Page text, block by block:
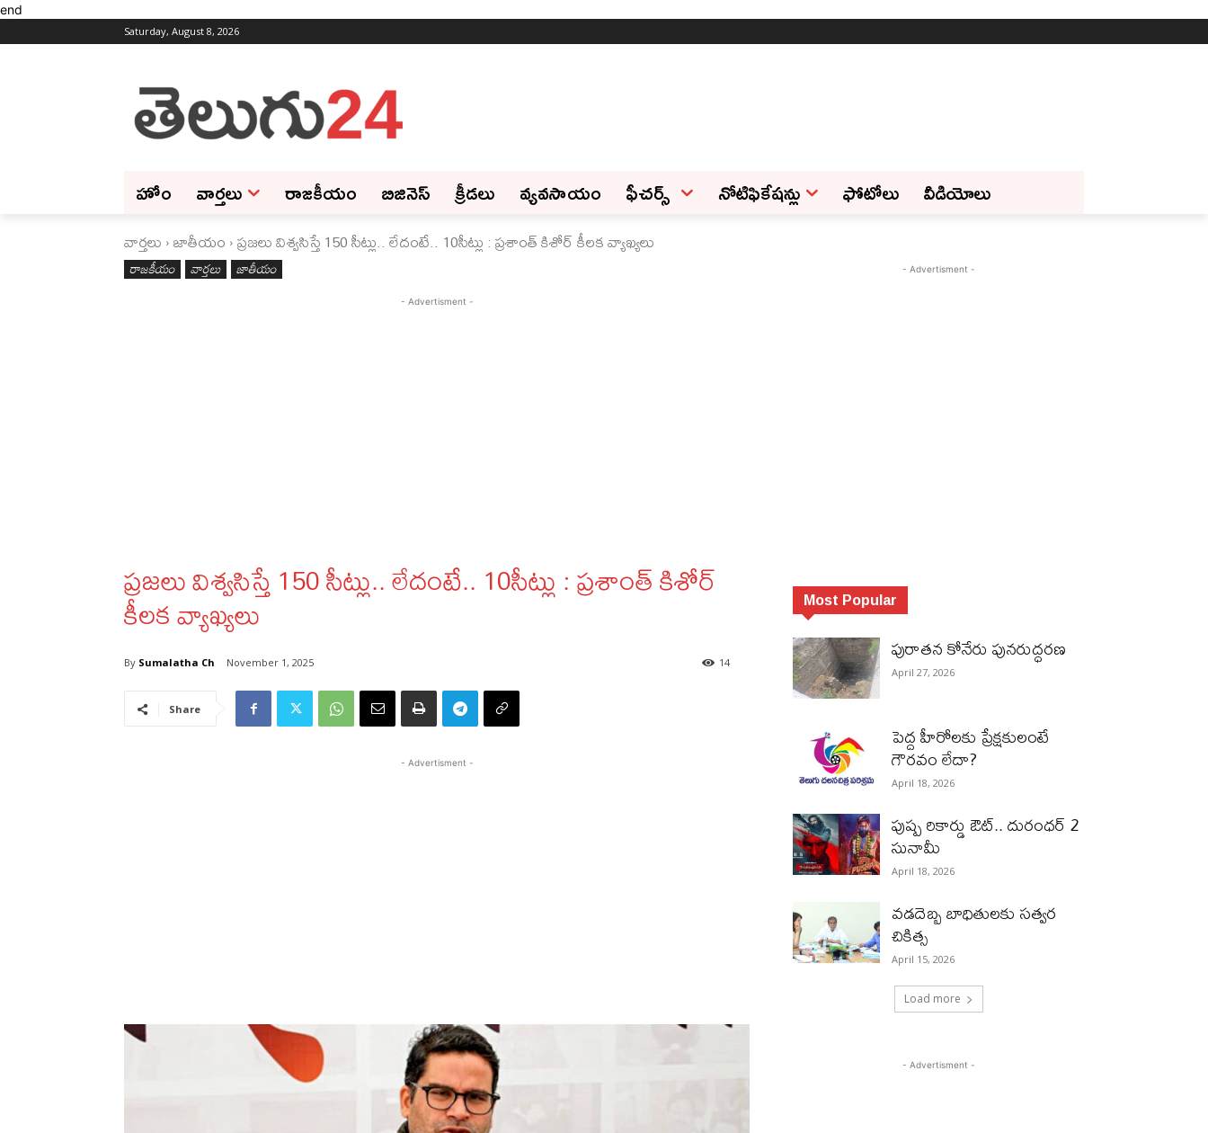
end
Saturday, August 8, 2026
హోం వార్తలు రాజకీయం బిజినెస్‌ క్రీడలు వ్యవసాయం ఫీచ‌ర్స్ ‌ నోటిఫికేషన్లు ఫోటోలు వీడియోలు
వార్తలు జాతీయం ప్రజలు విశ్వసిస్తే 150 సీట్లు.. లేదంటే.. 10సీట్లు : ప్రశాంత్‌ కిశోర్‌ కీలక వ్యాఖ్యలు
రాజకీయం వార్తలు జాతీయం
- Advertisment -
ప్రజలు విశ్వసిస్తే 150 సీట్లు.. లేదంటే.. 10సీట్లు : ప్రశాంత్‌ కిశోర్‌
కీలక వ్యాఖ్యలు
By Sumalatha Ch November 1, 2025 14
Share
- Advertisment -
- Advertisment -
Most Popular
పురాత‌న కోనేరు పున‌రుద్ధ‌ర‌ణ
April 27, 2026
పెద్ద హీరోల‌కు ప్రేక్ష‌కులంటే
గౌర‌వం లేదా?
April 18, 2026
పుష్ప రికార్డు ఔట్‌.. దురంధ‌ర్ 2
సునామీ
April 18, 2026
వడదెబ్బ బాధితులకు సత్వర
చికిత్స
April 15, 2026
Load more
- Advertisment -